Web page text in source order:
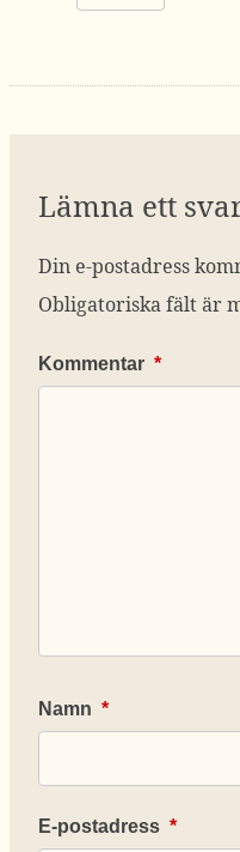
Lämna ett
Din e-postadress
Obligatoriska fält är
Kommentar *
Namn *
E-postadress *